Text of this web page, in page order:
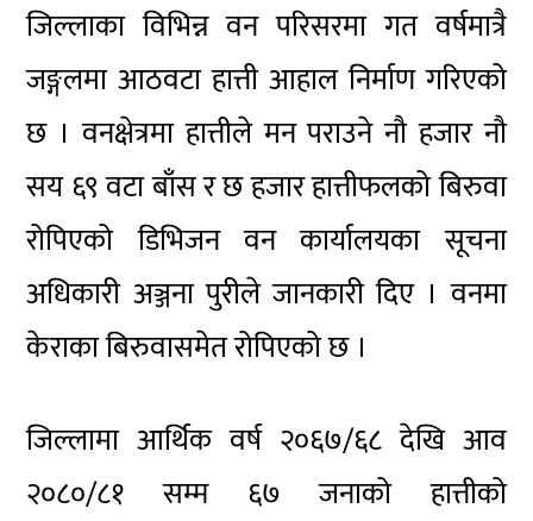
जिल्लाका विभिन्न वन परिसरमा गत वर्षमात्रै
जङ्गलमा आठवटा हात्ती आहाल निर्माण गरिएको
छ । वनक्षेत्रमा हात्तीले मन पराउने नौ हजार नौ
सय ६९ वटा बाँस र छ हजार हात्तीफलको बिरुवा
रोपिएको डिभिजन वन कार्यालयका सूचना
अधिकारी अञ्जना पुरीले जानकारी दिए । वनमा
केराका बिरुवासमेत रोपिएको छ ।
जिल्लामा आर्थिक वर्ष २०६७/६८ देखि आव
२०८०/८१ सम्म ६७ जनाको हात्तीको